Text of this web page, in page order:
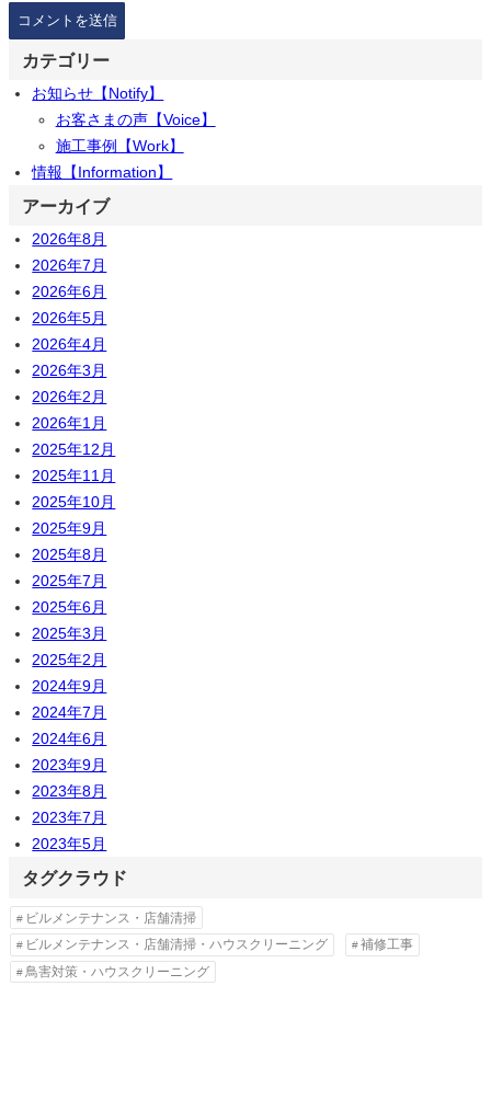
カテゴリー
お知らせ【Notify】
お客さまの声【Voice】
施工事例【Work】
情報【Information】
アーカイブ
2026年8月
2026年7月
2026年6月
2026年5月
2026年4月
2026年3月
2026年2月
2026年1月
2025年12月
2025年11月
2025年10月
2025年9月
2025年8月
2025年7月
2025年6月
2025年3月
2025年2月
2024年9月
2024年7月
2024年6月
2023年9月
2023年8月
2023年7月
2023年5月
タグクラウド
ビルメンテナンス・店舗清掃
ビルメンテナンス・店舗清掃・ハウスクリーニング
補修工事
鳥害対策・ハウスクリーニング